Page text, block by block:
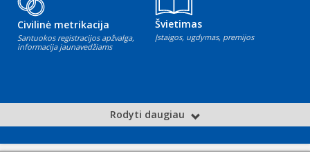
Civilinė metrikacija
Santuokos registracijos apžvalga,
informacija jaunavedžiams
Švietimas
Įstaigos, ugdymas, premijos
Rodyti daugiau